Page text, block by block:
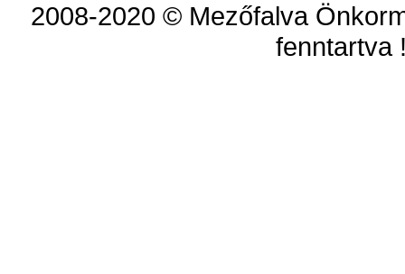
2008-2020 © Mezőfalva
fenntartva